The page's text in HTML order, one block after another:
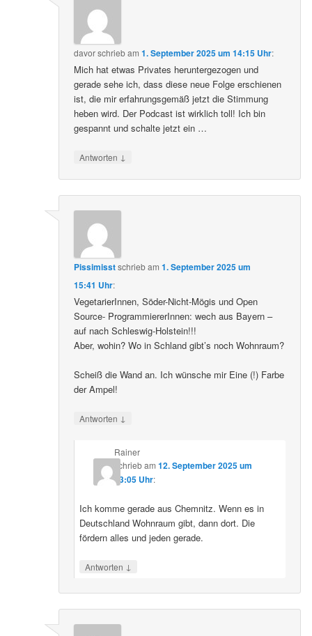
davorschriebam1. September 2025 um 14:15 Uhr:
Mich hat etwas Privates heruntergezogen und
gerade sehe ich, dass diese neue Folge erschienen
ist, die mir erfahrungsgemäß jetzt die Stimmung
heben wird. Der Podcast ist wirklich toll! Ich bin
gespannt und schalte jetzt ein …
Antworten ↓
Pissimisstschriebam1. September 2025 um
15:41 Uhr:
VegetarierInnen, Söder-Nicht-Mögis und Open
Source- ProgrammiererInnen: wech aus Bayern –
auf nach Schleswig-Holstein!!!
Aber, wohin? Wo in Schland gibt’s noch Wohnraum?
Scheiß die Wand an. Ich wünsche mir Eine (!) Farbe
der Ampel!
Antworten ↓
Rainer
schriebam 12. September 2025 um
23:05 Uhr:
Ich komme gerade aus Chemnitz. Wenn es in
Deutschland Wohnraum gibt, dann dort. Die
fördern alles und jeden gerade.
Antworten ↓